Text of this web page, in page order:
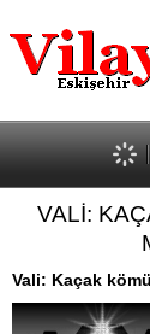
Güncel
Ekonomi
Politika
Eğitim
Spor
Kültür-Sanat
Röportaj
Tanıtım Yazısı
VALİ:
Vali: Kaçak